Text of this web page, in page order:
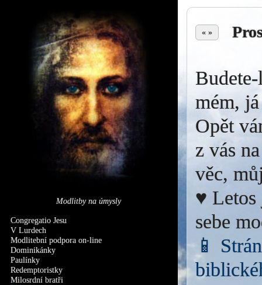
Modlitby na úmysly
Congregatio Jesu
V Lurdech
Modlitební podpora on-line
Dominikánky
Paulínky
Redemptoristky
Milosrdní bratři
« »
mém,
Opět
z vás
věc,
♥ Letos
sebe
📱